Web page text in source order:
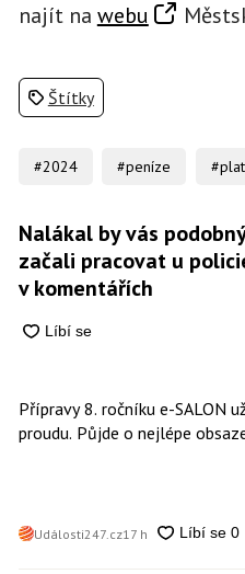
najít na webu
Štítky
#2024 #peníze
Nalákal by vás
začali pracovat u
v komentářích
Přípravy 8. ročníku e-SALON
proudu. Půjde o nejlépe
Události247.cz17 h